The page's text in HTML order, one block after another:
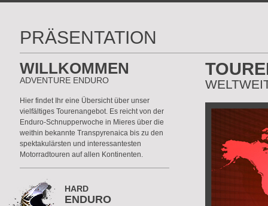
PRÄSENTATION
WILLKOMMEN
ADVENTURE ENDURO
Hier findet Ihr eine Übersicht über unser
vielfältiges Tourenangebot. Es reicht von der
Enduro-Schnupperwoche in Mieres über die
weithin bekannte Transpyrenaica bis zu den
spektakulärsten und interessantesten
Motorradtouren auf allen Kontinenten.
HARD
ENDURO